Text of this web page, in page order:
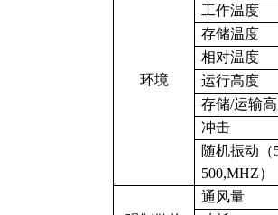
环境
工作温度
存储温度
相对温度
运行高度
存储/运输
冲击
随机振动（
500,MHZ）
通风量